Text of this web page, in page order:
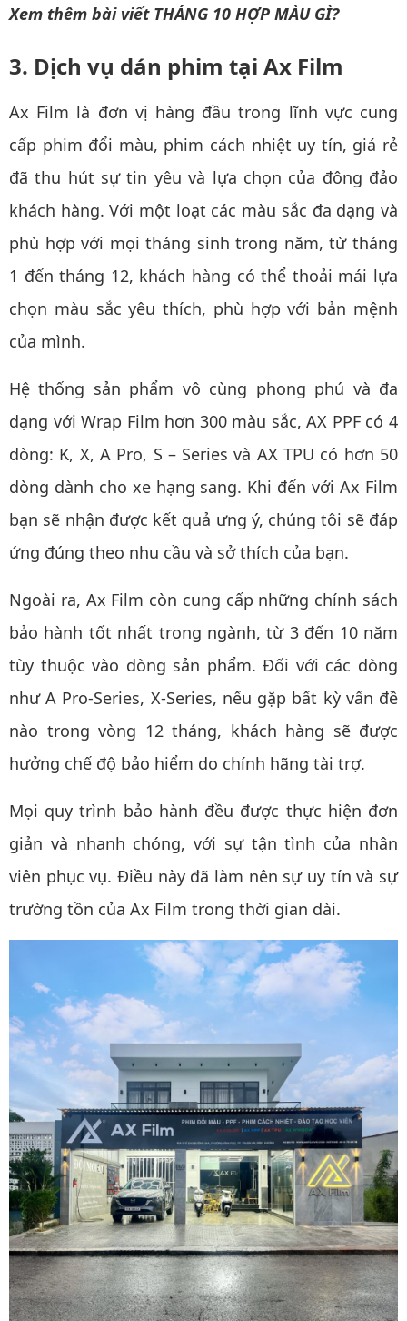
Xem thêm bài viết THÁNG 10 HỢP MÀU GÌ?
3. Dịch vụ dán phim tại Ax Film
Ax Film là đơn vị hàng đầu trong lĩnh vực cung
cấp phim đổi màu, phim cách nhiệt uy tín, giá rẻ
đã thu hút sự tin yêu và lựa chọn của đông đảo
khách hàng. Với một loạt các màu sắc đa dạng và
phù hợp với mọi tháng sinh trong năm, từ tháng
1 đến tháng 12, khách hàng có thể thoải mái lựa
chọn màu sắc yêu thích, phù hợp với bản mệnh
của mình.
Hệ thống sản phẩm vô cùng phong phú và đa
dạng với Wrap Film hơn 300 màu sắc, AX PPF có 4
dòng: K, X, A Pro, S – Series và AX TPU có hơn 50
dòng dành cho xe hạng sang. Khi đến với Ax Film
bạn sẽ nhận được kết quả ưng ý, chúng tôi sẽ đáp
ứng đúng theo nhu cầu và sở thích của bạn.
Ngoài ra, Ax Film còn cung cấp những chính sách
bảo hành tốt nhất trong ngành, từ 3 đến 10 năm
tùy thuộc vào dòng sản phẩm. Đối với các dòng
như A Pro-Series, X-Series, nếu gặp bất kỳ vấn đề
nào trong vòng 12 tháng, khách hàng sẽ được
hưởng chế độ bảo hiểm do chính hãng tài trợ.
Mọi quy trình bảo hành đều được thực hiện đơn
giản và nhanh chóng, với sự tận tình của nhân
viên phục vụ. Điều này đã làm nên sự uy tín và sự
trường tồn của Ax Film trong thời gian dài.